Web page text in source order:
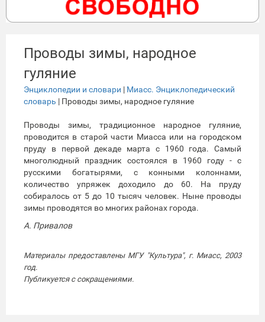
Проводы зимы, народное
гуляние
Энциклопедии и словари | Миасс. Энциклопедический
словарь | Проводы зимы, народное гуляние
Проводы зимы, традиционное народное гуляние,
проводится в старой части Миасса или на городском
пруду в первой декаде марта с 1960 года. Самый
многолюдный праздник состоялся в 1960 году - с
русскими богатырями, с конными колоннами,
количество упряжек доходило до 60. На пруду
собиралось от 5 до 10 тысяч человек. Ныне проводы
зимы проводятся во многих районах города.
А. Привалов
Материалы предоставлены МГУ "Культура", г. Миасс, 2003
год.
Публикуется с сокращениями.